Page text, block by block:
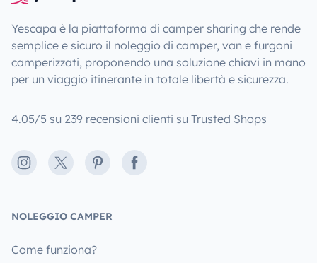
Yescapa è la piattaforma di camper sharing che rende
semplice e sicuro il noleggio di camper, van e furgoni
camperizzati, proponendo una soluzione chiavi in mano
per un viaggio itinerante in totale libertà e sicurezza.
4.05/5 su 239 recensioni clienti su Trusted Shops
Instagram
X PinterestFacebook
NOLEGGIO CAMPER
Come funziona?